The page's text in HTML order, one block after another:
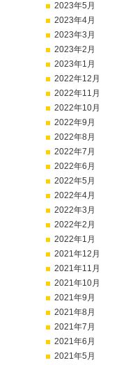
2023年5月
2023年4月
2023年3月
2023年2月
2023年1月
2022年12月
2022年11月
2022年10月
2022年9月
2022年8月
2022年7月
2022年6月
2022年5月
2022年4月
2022年3月
2022年2月
2022年1月
2021年12月
2021年11月
2021年10月
2021年9月
2021年8月
2021年7月
2021年6月
2021年5月